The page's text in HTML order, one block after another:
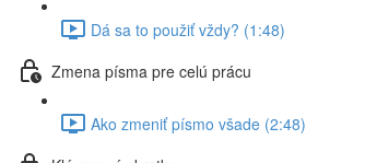
Dá sa to použiť vždy? (1:48)
Zmena písma pre celú prácu
Ako zmeniť písmo všade (2:48)